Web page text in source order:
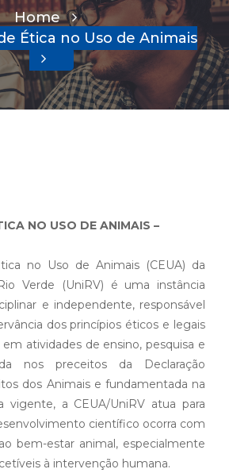
Home
Ética no Uso de Animais
NO USO DE ANIMAIS –
no Uso de Animais (CEUA) da
Verde (UniRV) é uma instância
e independente, responsável
dos princípios éticos e legais
atividades de ensino, pesquisa e
nos preceitos da Declaração
dos Animais e fundamentada na
vigente, a CEUA/UniRV atua para
científico ocorra com
bem-estar animal, especialmente
à intervenção humana.